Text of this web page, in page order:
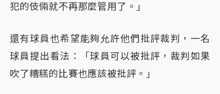
犯的伎倆就不再那麼管用了。」
還有球員也希望能夠允許他們批評裁判，一名
球員提出看法：「球員可以被批評，裁判如果
吹了糟糕的比賽也應該被批評。」